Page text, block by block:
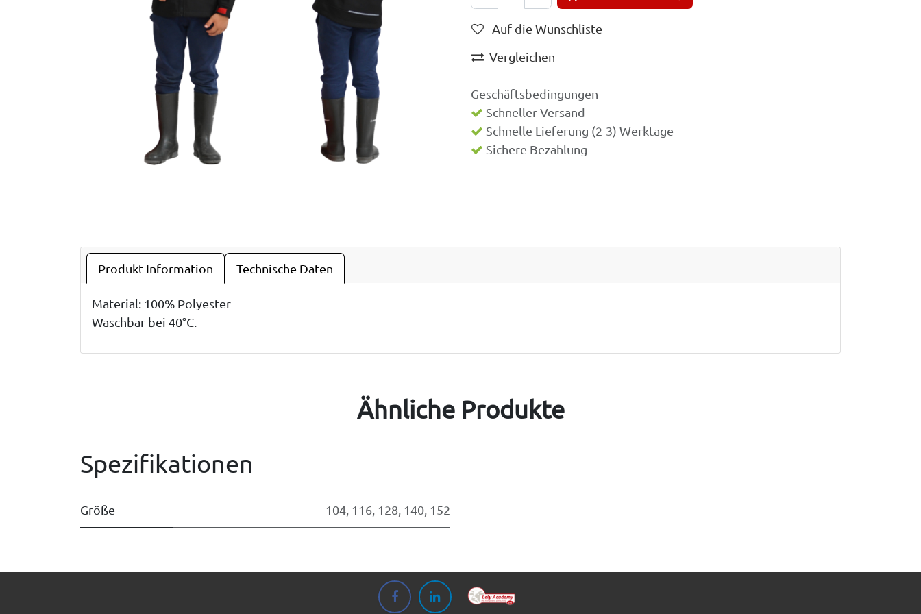
Auf die Wunschliste
Vergleichen
Geschäftsbedingungen
Schneller Versand
Schnelle Lieferung (2-3) Werktage
Sichere Bezahlung
Produkt Information Technische Daten
Material: 100% Polyester
Waschbar bei 40°C.
Ähnliche Produkte
Spezifikationen
Größe 104 116 128 140 152